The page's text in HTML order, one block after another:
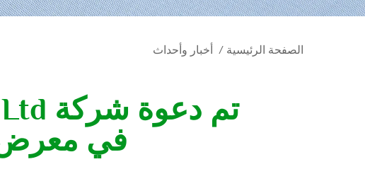
الصفحة الرئيسية / أخبار وأحداث
في معرض